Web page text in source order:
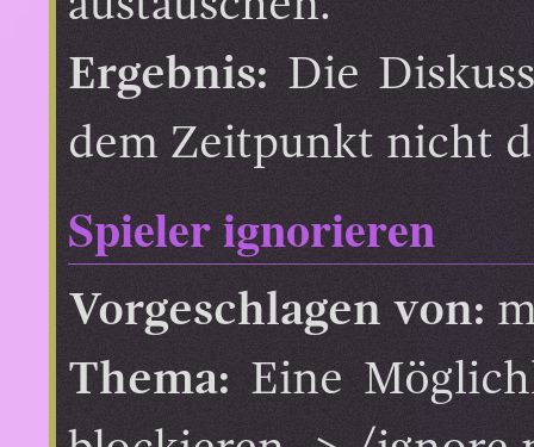
Ergebnis: Die
dem Zeitpunkt nicht
Spieler ignorieren
Vorgeschlagen von:
Thema: Eine